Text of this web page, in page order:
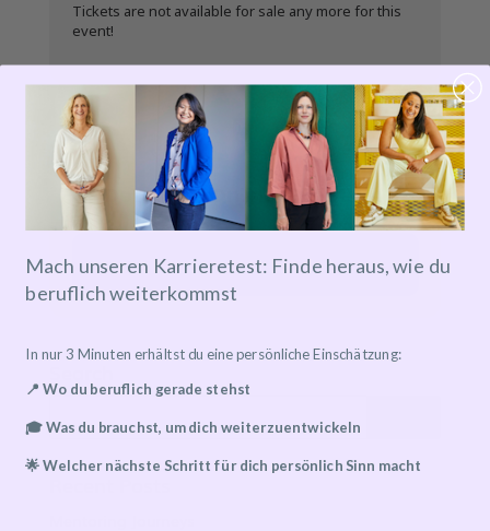
Tickets are not available for sale any more for this
event!
Details zu Online-Events
Event has already taken place!
Mach unseren Karrieretest: Finde heraus, wie du
beruflich weiterkommst
In nur 3 Minuten erhältst du eine persönliche Einschätzung:
📍 Wo du beruflich gerade stehst
🎓 Was du brauchst, um dich weiterzuentwickeln
🌟 Welcher nächste Schritt für dich persönlich Sinn macht